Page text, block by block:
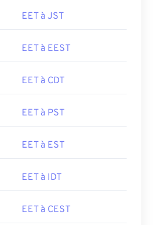
EET à JST
EET à EEST
EET à CDT
EET à PST
EET à EST
EET à IDT
EET à CEST